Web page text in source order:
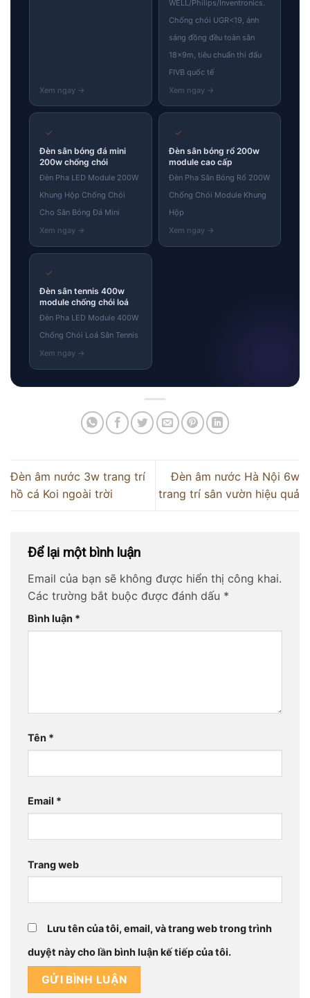
Skip
content
WELL/Philips/Inventronics.
Chống chói UGR<19, ánh
sáng đồng đều toàn sân
18×9m, tiêu chuẩn thi đấu
FIVB quốc tế
✓
Đèn sân bóng đá mini
200w chống chói
Đèn Pha LED Module 200W
Khung Hộp Chống Chói
Cho Sân Bóng Đá Mini
✓
Đèn sân bóng rổ 200w
module cao cấp
Đèn Pha Sân Bóng Rổ 200W
Chống Chói Module Khung
Hộp
✓
Đèn sân tennis 400w
module chống chói loá
Đèn Pha LED Module 400W
Chống Chói Loá Sân Tennis
Đèn âm nước 3w trang trí
hồ cá Koi ngoài trời
Đèn âm nước Hà Nội 6w
trang trí sân vườn hiệu quả
Để lại một bình luận
Email của bạn sẽ không được hiển thị công khai.
Các trường bắt buộc được đánh dấu *
Bình luận *
Tên *
Email *
Trang web
Lưu tên của tôi, email, và trang web trong trình
duyệt này cho lần bình luận kế tiếp của tôi.